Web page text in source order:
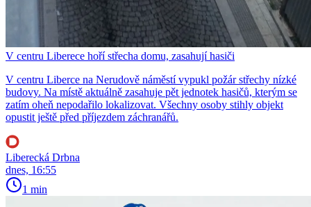
V centru Liberece hoří střecha domu, zasahují hasiči
V centru Liberce na Nerudově náměstí vypukl požár střechy nízké
budovy. Na místě aktuálně zasahuje pět jednotek hasičů, kterým se
zatím oheň nepodařilo lokalizovat. Všechny osoby stihly objekt
opustit ještě před příjezdem záchranářů.
Liberecká Drbna
dnes, 16:55
1 min